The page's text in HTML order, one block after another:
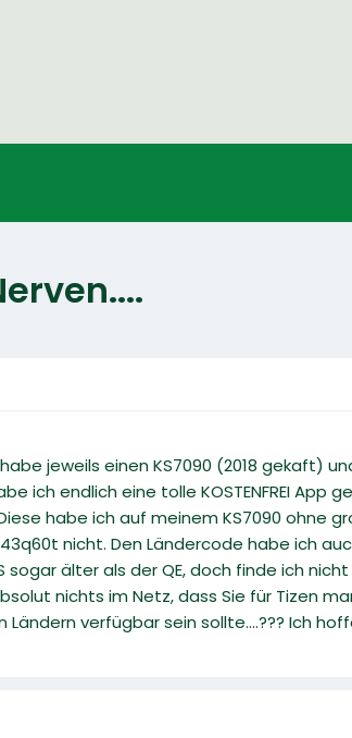
jeweils einen KS7090 (2018 gekaft)
ich endlich eine tolle KOSTENFREI
habe ich auf meinem KS7090 ohne
nicht. Den Ländercode habe ich
älter als der QE, doch finde ich
nichts im Netz, dass Sie für Tizen
Ländern verfügbar sein sollte....??? Ich